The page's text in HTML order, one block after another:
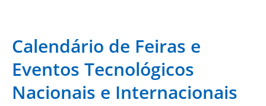
Calendário de Feiras e
Eventos Tecnológicos
Nacionais e Internacionais